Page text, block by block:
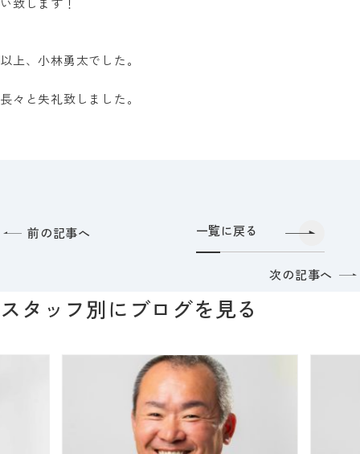
以上、小林勇太でした。
長々と失礼致しました。
前の記事へ 一覧に戻る
次の記事へ
スタッフ別にブログを見る